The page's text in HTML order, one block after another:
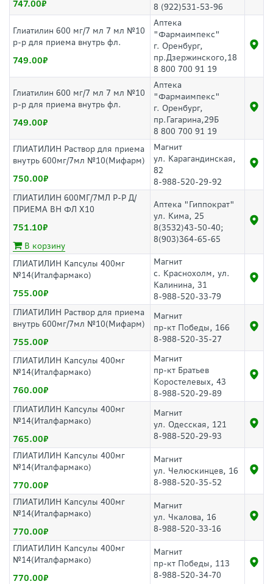
747.00
8 (922)531-53-96
Глиатилин 600 мг/7 мл 7 мл №10
р-р для приема внутрь фл.
749.00
Аптека
"Фармаимпекс"
г. Оренбург,
пр.Дзержинского,18
8 800 700 91 19
Глиатилин 600 мг/7 мл 7 мл №10
р-р для приема внутрь фл.
749.00
Аптека
"Фармаимпекс"
г. Оренбург,
пр.Гагарина,29Б
8 800 700 91 19
ГЛИАТИЛИН Раствор для приема
внутрь 600мг/7мл №10(Мифарм)
750.00
Магнит
ул. Карагандинская,
82
8-988-520-29-92
ГЛИАТИЛИН 600МГ/7МЛ Р-Р Д/
ПРИЕМА ВН ФЛ Х10
751.10
В корзину
Аптека "Гиппократ"
ул. Кима, 25
8(3532)43-50-40;
8(903)364-65-65
ГЛИАТИЛИН Капсулы 400мг
№14(Италфармако)
755.00
Магнит
с. Краснохолм, ул.
Калинина, 31
8-988-520-33-79
ГЛИАТИЛИН Раствор для приема
внутрь 600мг/7мл №10(Мифарм)
755.00
Магнит
пр-кт Победы, 166
8-988-520-35-27
ГЛИАТИЛИН Капсулы 400мг
№14(Италфармако)
760.00
Магнит
пр-кт Братьев
Коростелевых, 43
8-988-520-29-89
ГЛИАТИЛИН Капсулы 400мг
№14(Италфармако)
765.00
Магнит
ул. Одесская, 121
8-988-520-29-93
ГЛИАТИЛИН Капсулы 400мг
№14(Италфармако)
770.00
Магнит
ул. Челюскинцев, 16
8-988-520-35-52
ГЛИАТИЛИН Капсулы 400мг
№14(Италфармако)
770.00
Магнит
ул. Чкалова, 16
8-988-520-33-16
ГЛИАТИЛИН Капсулы 400мг
№14(Италфармако)
770.00
Магнит
пр-кт Победы, 113
8-988-520-34-70